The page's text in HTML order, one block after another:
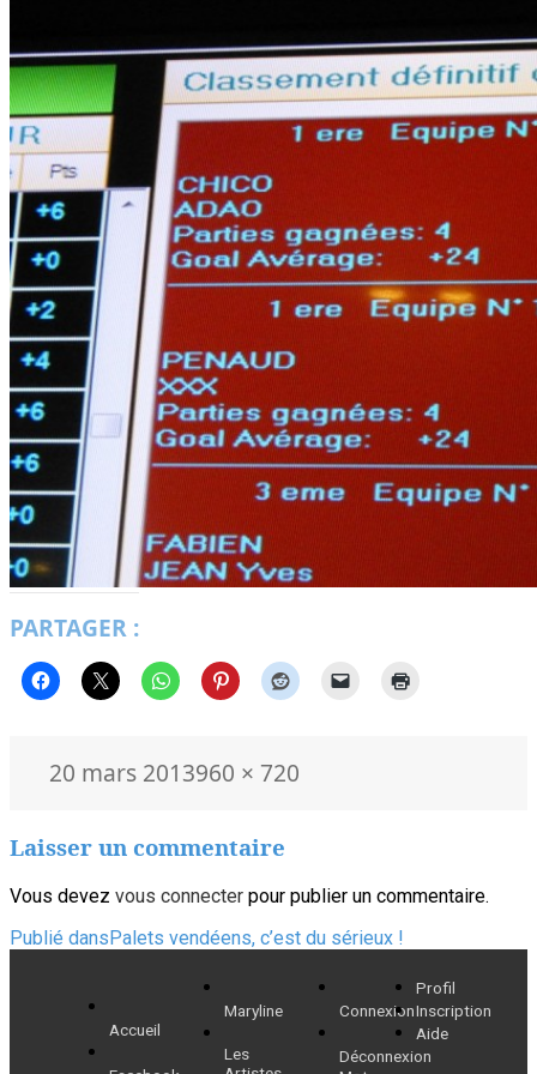
PARTAGER :
Publié
20 mars 2013Taille
960 × 720
Laisser un commentaire
Vous devez vous connecter pour publier un commentaire.
Navigation
l’article
Publié dansPalets vendéens, c’est du sérieux !
Accueil
Maryline
Les
Connexion
Déconnexion
Profil
Inscription
Aide